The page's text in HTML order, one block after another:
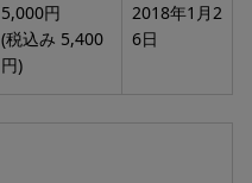
5,000円
(税込み 5,400
円)
2018年1月2
6日